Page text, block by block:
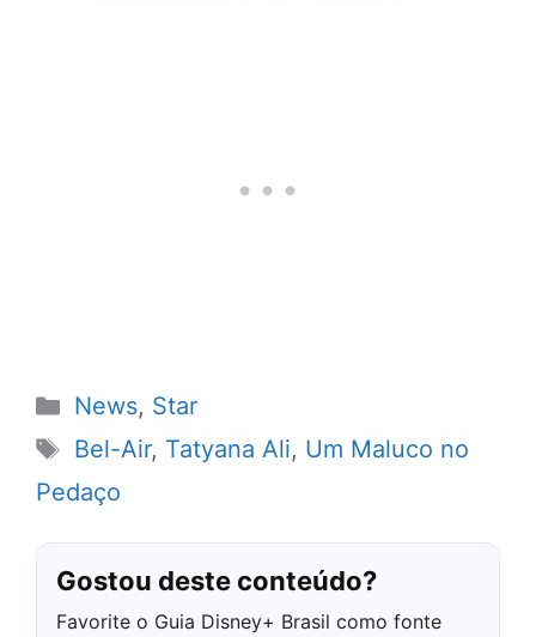
Categorias
News, Star
Tags
Bel-Air, Tatyana Ali, Um Maluco no
Pedaço
Gostou deste conteúdo?
Favorite o Guia Disney+ Brasil como fonte